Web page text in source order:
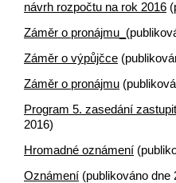
návrh rozpočtu na rok 2016
Záměr o pronájmu_
Záměr o výpůjčce
Záměr o pronájmu
Program 5. zasedání
2016)
Hromadné oznámení
Oznámení (publikováno dne